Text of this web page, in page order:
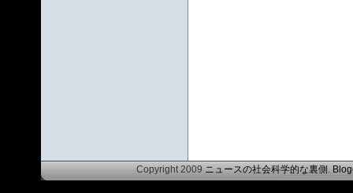
Copyright 2009 ニュースの社会科学的な裏側.